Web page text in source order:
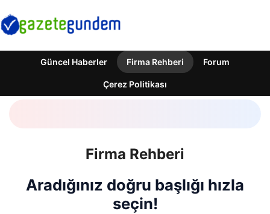
Güncel Haberler Firma Rehberi Forum
Çerez Politikası
Firma Rehberi
Aradığınız doğru başlığı hızla
seçin!